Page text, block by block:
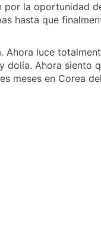
por la oportunidad
hasta que
Ahora luce
dolía. Ahora siento
meses en Corea